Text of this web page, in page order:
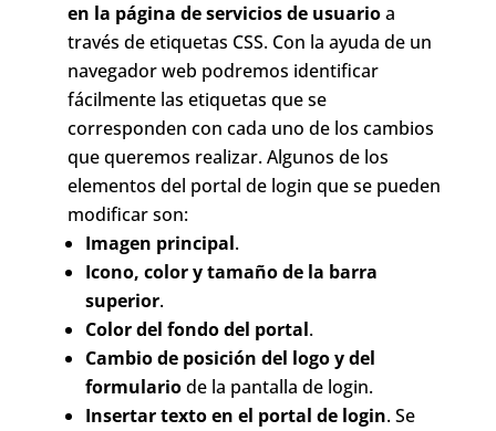
en la página de servicios de usuarioa
través de etiquetas CSS. Con la ayuda de un
navegador web podremos identificar
fácilmente las etiquetas que se
corresponden con cada uno de los cambios
que queremos realizar. Algunos de los
elementos del portal de login que se pueden
modificar son:
Imagen principal.
Icono, color y tamaño de la barra
superior.
Color del fondo del portal.
Cambio de posición del logo y del
formulariode la pantalla de login.
Insertar texto en el portal de login. Se